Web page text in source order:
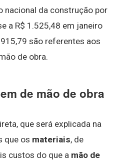
nacional da construção por
a R$ 1.525,48 em janeiro
são referentes aos
de obra.
de mão de obra
que será explicada na
que os materiais, de
custos do que a mão de